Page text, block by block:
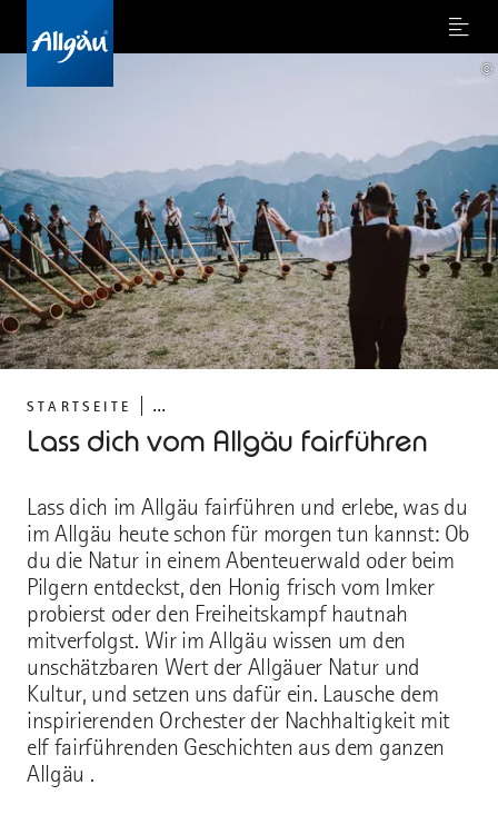
Menu
©
STARTSEITE ...
Lass dich vom Allgäu fairführen
Lass dich im Allgäu fairführen und erlebe, was du
im Allgäu heute schon für morgen tun kannst: Ob
du die Natur in einem Abenteuerwald oder beim
Pilgern entdeckst, den Honig frisch vom Imker
probierst oder den Freiheitskampf hautnah
mitverfolgst. Wir im Allgäu wissen um den
unschätzbaren Wert der Allgäuer Natur und
Kultur, und setzen uns dafür ein. Lausche dem
inspirierenden Orchester der Nachhaltigkeit mit
elf fairführenden Geschichten aus dem ganzen
Allgäu .